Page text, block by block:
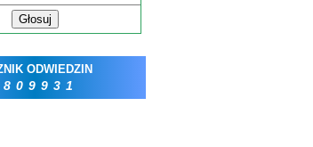
Głosuj
ODWIEDZIN